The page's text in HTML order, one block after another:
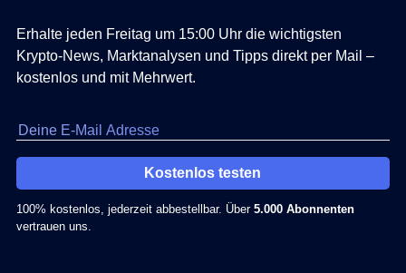
Erhalte jeden Freitag um 15:00 Uhr die wichtigsten
Krypto-News, Marktanalysen und Tipps direkt per Mail –
kostenlos und mit Mehrwert.
Kostenlos testen
100% kostenlos, jederzeit abbestellbar. Über 5.000 Abonnenten
vertrauen uns.